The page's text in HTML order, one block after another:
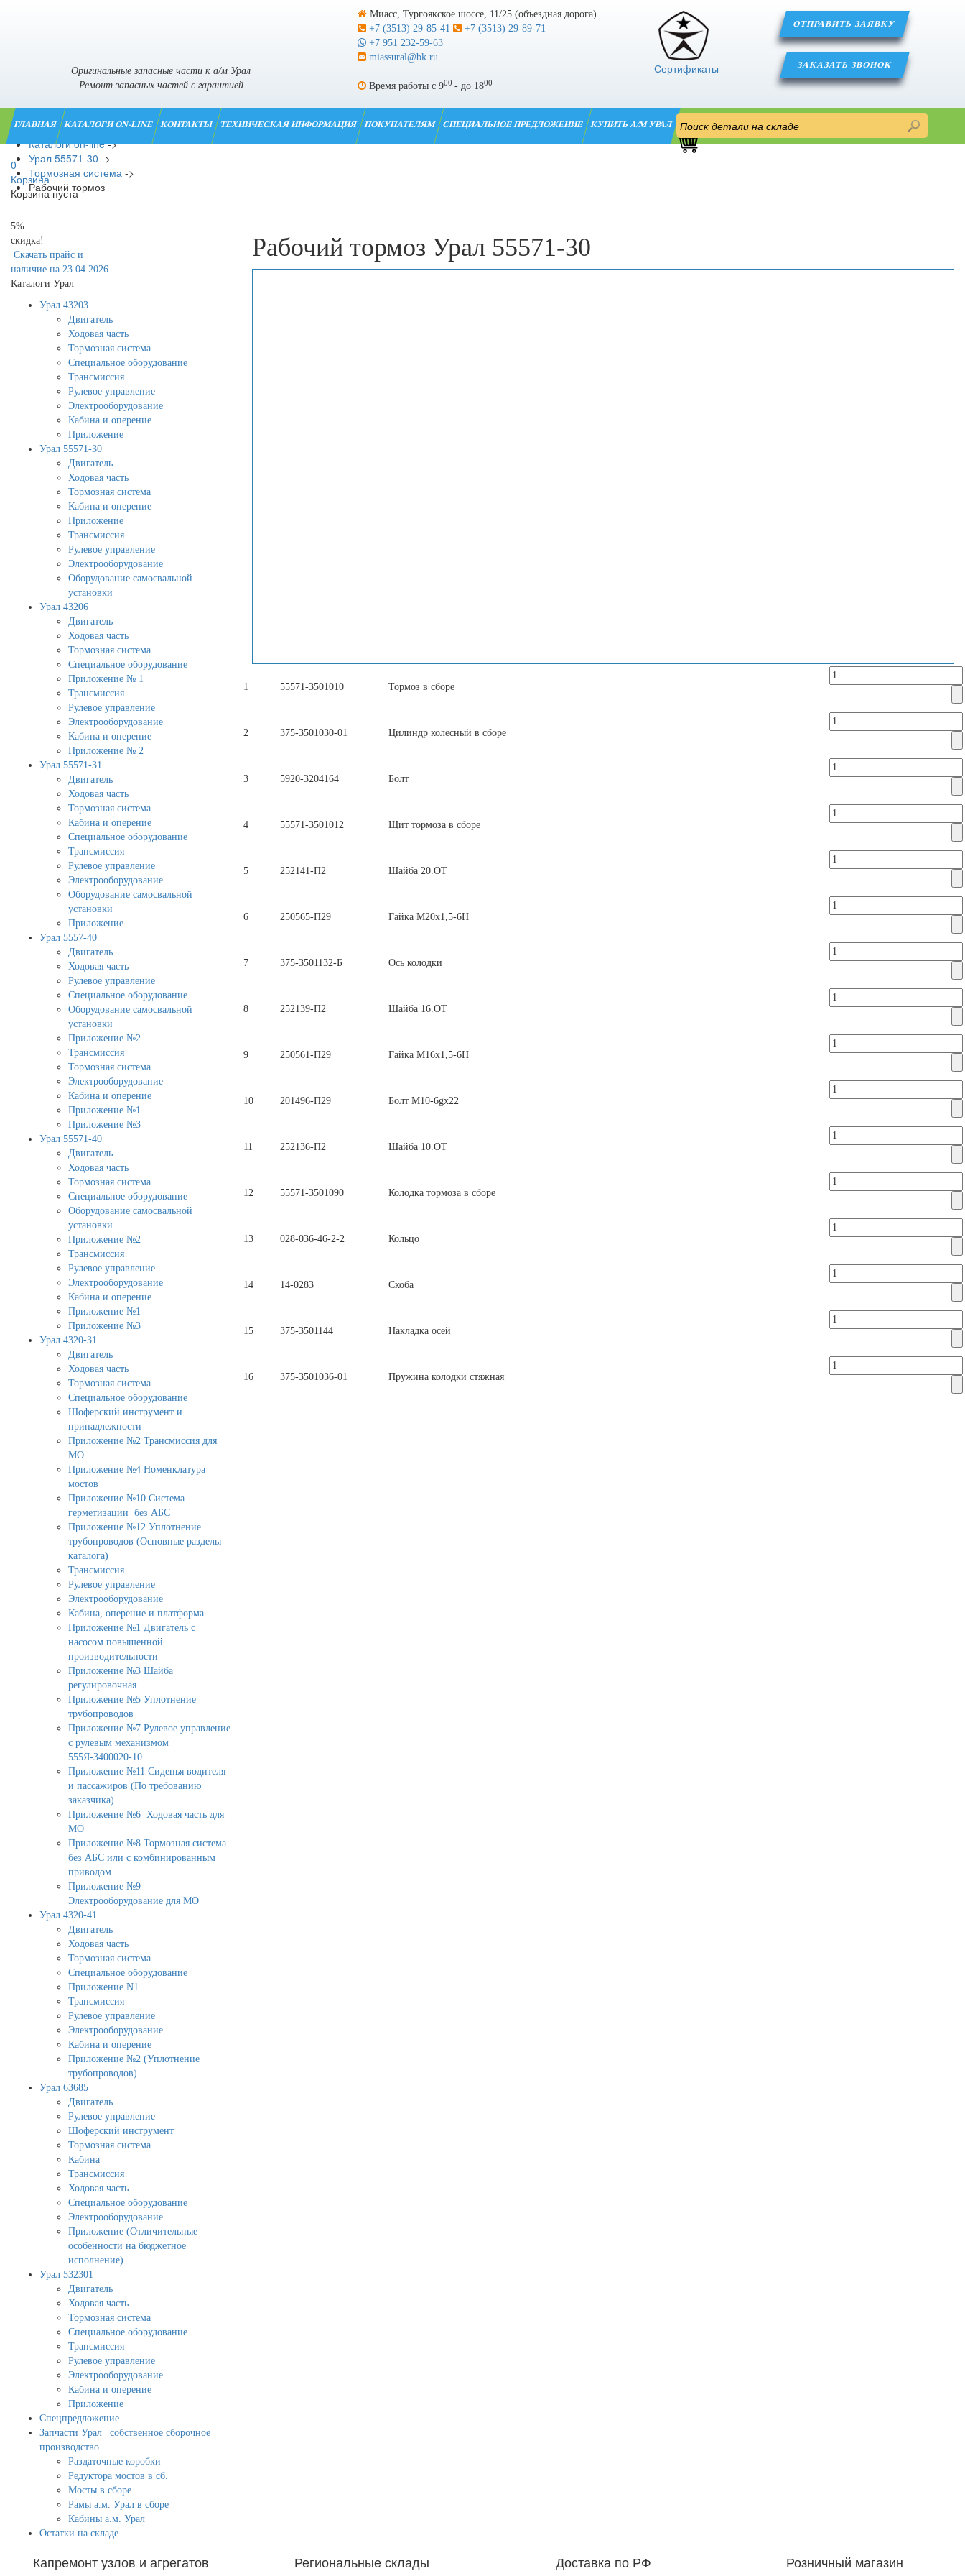
Оригинальные запасные части к а/м Урал
Ремонт запасных частей с гарантией
Миасс, Тургоякское шоссе, 11/25 (объездная дорога)
+7 (3513) 29-85-41
+7 (3513) 29-89-71
+7 951 232-59-63
miassural@bk.ru
Время работы с 900 - до 1800
Сертификаты
ОТПРАВИТЬ ЗАЯВКУ
ЗАКАЗАТЬ ЗВОНОК
ГЛАВНАЯ КАТАЛОГИ ON-LINE КОНТАКТЫ ТЕХНИЧЕСКАЯ ИНФОРМАЦИЯ ПОКУПАТЕЛЯМ СПЕЦИАЛЬНОЕ ПРЕДЛОЖЕНИЕ КУПИТЬ А/М УРАЛ
0
Корзина
Корзина пуста
Главная ->
Каталоги on-line ->
Урал 55571-30 ->
Тормозная система ->
Рабочий тормоз
5%
скидка!
Скачать прайс и
наличие на 23.04.2026
Каталоги Урал
Урал 43203
Двигатель
Ходовая часть
Тормозная система
Специальное оборудование
Трансмиссия
Рулевое управление
Электрооборудование
Кабина и оперение
Приложение
Урал 55571-30
Двигатель
Ходовая часть
Тормозная система
Кабина и оперение
Приложение
Трансмиссия
Рулевое управление
Электрооборудование
Оборудование самосвальной
установки
Урал 43206
Двигатель
Ходовая часть
Тормозная система
Специальное оборудование
Приложение № 1
Трансмиссия
Рулевое управление
Электрооборудование
Кабина и оперение
Приложение № 2
Урал 55571-31
Двигатель
Ходовая часть
Тормозная система
Кабина и оперение
Специальное оборудование
Трансмиссия
Рулевое управление
Электрооборудование
Оборудование самосвальной
установки
Приложение
Урал 5557-40
Двигатель
Ходовая часть
Рулевое управление
Специальное оборудование
Оборудование самосвальной
установки
Приложение №2
Трансмиссия
Тормозная система
Электрооборудование
Кабина и оперение
Приложение №1
Приложение №3
Урал 55571-40
Двигатель
Ходовая часть
Тормозная система
Специальное оборудование
Оборудование самосвальной
установки
Приложение №2
Трансмиссия
Рулевое управление
Электрооборудование
Кабина и оперение
Приложение №1
Приложение №3
Урал 4320-31
Двигатель
Ходовая часть
Тормозная система
Специальное оборудование
Шоферский инструмент и
принадлежности
Приложение №2 Трансмиссия для
МО
Приложение №4 Номенклатура
мостов
Приложение №10 Система
герметизации без АБС
Приложение №12 Уплотнение
трубопроводов (Основные разделы
каталога)
Трансмиссия
Рулевое управление
Электрооборудование
Кабина, оперение и платформа
Приложение №1 Двигатель с
насосом повышенной
производительности
Приложение №3 Шайба
регулировочная
Приложение №5 Уплотнение
трубопроводов
Приложение №7 Рулевое управление
с рулевым механизмом
555Я-3400020-10
Приложение №11 Сиденья водителя
и пассажиров (По требованию
заказчика)
Приложение №6 Ходовая часть для
МО
Приложение №8 Тормозная система
без АБС или с комбинированным
приводом
Приложение №9
Электрооборудование для МО
Урал 4320-41
Двигатель
Ходовая часть
Тормозная система
Специальное оборудование
Приложение N1
Трансмиссия
Рулевое управление
Электрооборудование
Кабина и оперение
Приложение №2 (Уплотнение
трубопроводов)
Урал 63685
Двигатель
Рулевое управление
Шоферский инструмент
Тормозная система
Кабина
Трансмиссия
Ходовая часть
Специальное оборудование
Электрооборудование
Приложение (Отличительные
особенности на бюджетное
исполнение)
Урал 532301
Двигатель
Ходовая часть
Тормозная система
Специальное оборудование
Трансмиссия
Рулевое управление
Электрооборудование
Кабина и оперение
Приложение
Спецпредложение
Запчасти Урал | собственное сборочное
производство
Раздаточные коробки
Редуктора мостов в сб.
Мосты в сборе
Рамы а.м. Урал в сборе
Кабины а.м. Урал
Остатки на складе
Рабочий тормоз Урал 55571-30
1 55571-3501010 Тормоз в сборе
2 375-3501030-01 Цилиндр колесный в сборе
3 5920-3204164 Болт
4 55571-3501012 Щит тормоза в сборе
5 252141-П2 Шайба 20.ОТ
6 250565-П29 Гайка М20х1,5-6Н
7 375-3501132-Б Ось колодки
8 252139-П2 Шайба 16.ОТ
9 250561-П29 Гайка М16х1,5-6Н
10 201496-П29 Болт М10-6gх22
11 252136-П2 Шайба 10.ОТ
12 55571-3501090 Колодка тормоза в сборе
13 028-036-46-2-2 Кольцо
14 14-0283 Скоба
15 375-3501144 Накладка осей
16 375-3501036-01 Пружина колодки стяжная
Капремонт узлов и агрегатов Региональные склады Доставка по РФ Розничный магазин